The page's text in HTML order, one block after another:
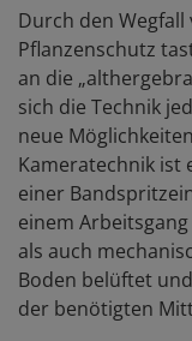
Durch den
Pflanzenschutz
an die
sich die Technik
neue
Kameratechnik ist
einer
einem
als auch
Boden belüftet
der benötigten